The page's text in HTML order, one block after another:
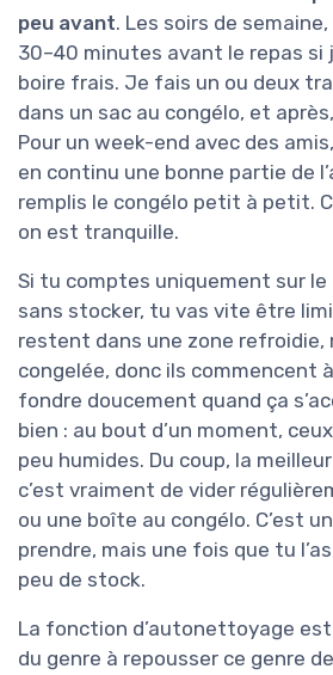
peu avant. Les soirs de
30–40 minutes avant le repas si
boire frais. Je fais un ou deux
dans un sac au congélo, et
Pour un week-end avec des
en continu une bonne partie de
remplis le congélo petit à petit.
on est tranquille.
Si tu comptes uniquement sur le
sans stocker, tu vas vite être
restent dans une zone refroidie,
congelée, donc ils commencent
fondre doucement quand ça
bien : au bout d’un moment,
peu humides. Du coup, la
c’est vraiment de vider
ou une boîte au congélo. C’est
prendre, mais une fois que tu
peu de stock.
La fonction d’autonettoyage
du genre à repousser ce genre